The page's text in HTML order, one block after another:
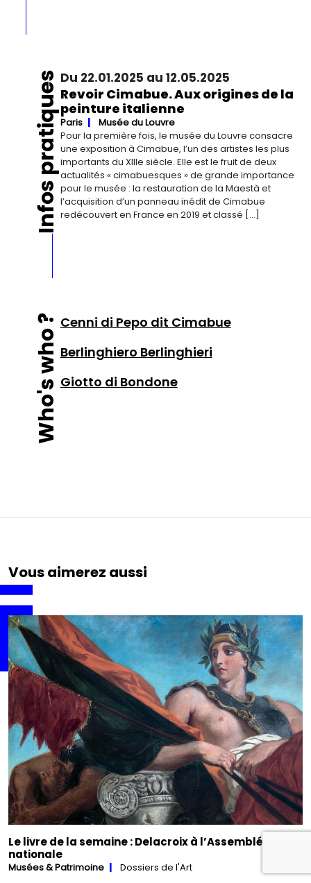
Infos pratiquesDu 22.01.2025 au 12.05.2025
Revoir Cimabue. Aux origines de la
peinture italienne
Paris
Musée du Louvre
Pour la première fois, le musée du Louvre consacre
une exposition à Cimabue, l’un des artistes les plus
importants du XIIIe siècle. Elle est le fruit de deux
actualités « cimabuesques » de grande importance
pour le musée : la restauration de la Maestà et
l’acquisition d’un panneau inédit de Cimabue
redécouvert en France en 2019 et classé […]
Who's who ?Cenni di Pepo dit Cimabue
Berlinghiero Berlinghieri
Giotto di Bondone
Vous aimerez aussi
Le livre de la semaine : Delacroix à l’Assemblée
nationale
Musées & Patrimoine Dossiers de l'Art